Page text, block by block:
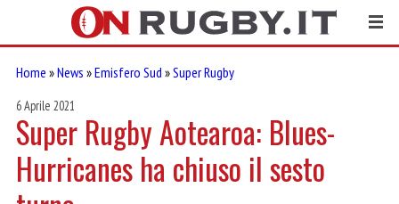
Home »News »Emisfero Sud »Super Rugby
6 Aprile 2021
Super Rugby Aotearoa: Blues-
Hurricanes ha chiuso il sesto